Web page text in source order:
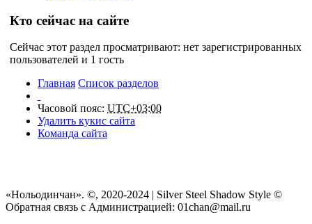
Кто сейчас на сайте
Сейчас этот раздел просматривают: нет зарегистрированных
пользователей и 1 гость
Главная Список разделов
Часовой пояс: UTC+03:00
Удалить кукис сайта
Команда сайта
«Нольодинчан». ©, 2020-2024 | Silver Steel Shadow Style ©
Обратная связь с Администрацией: 01chan@mail.ru